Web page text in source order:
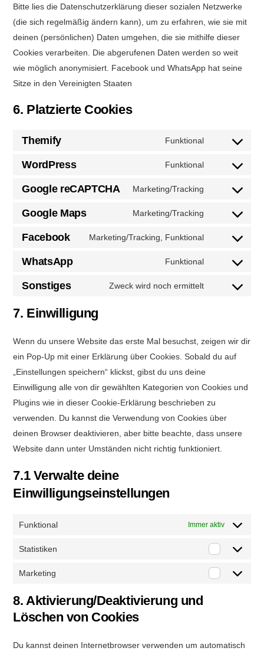
Bitte lies die Datenschutzerklärung dieser sozialen Netzwerke
(die sich regelmäßig ändern kann), um zu erfahren, wie sie mit
deinen (persönlichen) Daten umgehen, die sie mithilfe dieser
Cookies verarbeiten. Die abgerufenen Daten werden so weit
wie möglich anonymisiert. Facebook und WhatsApp hat seine
Sitze in den Vereinigten Staaten
6. Platzierte Cookies
Themify Funktional
Consent
themify
WordPress Funktional
Consent
wordpress
Google reCAPTCHA Marketing/Tracking
Consent
google-
recaptcha
Google Maps Marketing/Tracking
Consent
google-
maps
Facebook Marketing/Tracking, Funktional
Consent
facebook
WhatsApp Funktional
Consent
Sonstiges Zweck wird noch ermittelt
Consent
sonstiges
7. Einwilligung
Wenn du unsere Website das erste Mal besuchst, zeigen wir dir
ein Pop-Up mit einer Erklärung über Cookies. Sobald du auf
„Einstellungen speichern“ klickst, gibst du uns deine
Einwilligung alle von dir gewählten Kategorien von Cookies und
Plugins wie in dieser Cookie-Erklärung beschrieben zu
verwenden. Du kannst die Verwendung von Cookies über
deinen Browser deaktivieren, aber bitte beachte, dass unsere
Website dann unter Umständen nicht richtig funktioniert.
7.1 Verwalte deine
Einwilligungseinstellungen
Funktional Immer aktiv
Statistiken
Marketing
8. Aktivierung/Deaktivierung und
Löschen von Cookies
Du kannst deinen Internetbrowser verwenden um automatisch